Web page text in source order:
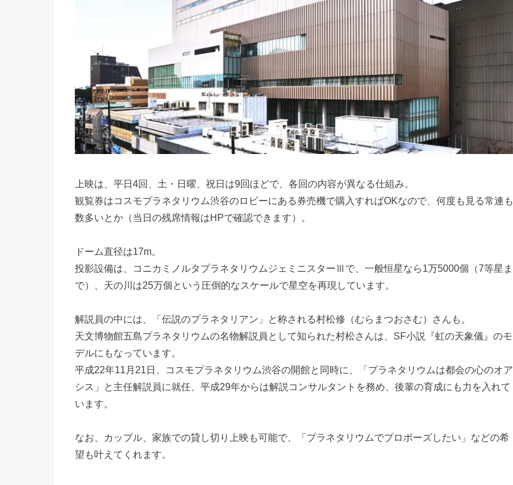
上映は、平日4回、土・日曜、祝日は9回ほどで、各回の内容が異なる仕組み。
観覧券はコスモプラネタリウム渋谷のロビーにある券売機で購入すればOKなので、何度も見る常連も
数多いとか（当日の残席情報はHPで確認できます）。
ドーム直径は17m。
投影設備は、コニカミノルタプラネタリウムジェミニスターⅢで、一般恒星なら1万5000個（7等星ま
で）、天の川は25万個という圧倒的なスケールで星空を再現しています。
解説員の中には、「伝説のプラネタリアン」と称される村松修（むらまつおさむ）さんも。
天文博物館五島プラネタリウムの名物解説員として知られた村松さんは、SF小説『虹の天象儀』のモ
デルにもなっています。
平成22年11月21日、コスモプラネタリウム渋谷の開館と同時に、「プラネタリウムは都会の心のオア
シス」と主任解説員に就任、平成29年からは解説コンサルタントを務め、後輩の育成にも力を入れて
います。
なお、カップル、家族での貸し切り上映も可能で、「プラネタリウムでプロポーズしたい」などの希
望も叶えてくれます。